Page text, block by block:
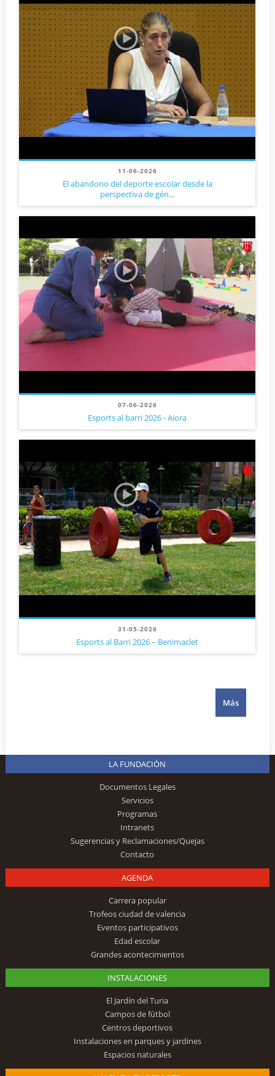
11-06-2026
El abandono del deporte escolar desde la
perspectiva de gén...
07-06-2026
Esports al barri 2026 - Aiora
31-05-2026
Esports al Barri 2026 – Benimaclet
Más
LA FUNDACIÓN
Documentos Legales
Servicios
Programas
Intranets
Sugerencias y Reclamaciones/Quejas
Contacto
AGENDA
Carrera popular
Trofeos ciudad de valencia
Eventos participativos
Edad escolar
Grandes acontecimientos
INSTALACIONES
El Jardín del Turia
Campos de fútbol
Centros deportivos
Instalaciones en parques y jardines
Espacios naturales